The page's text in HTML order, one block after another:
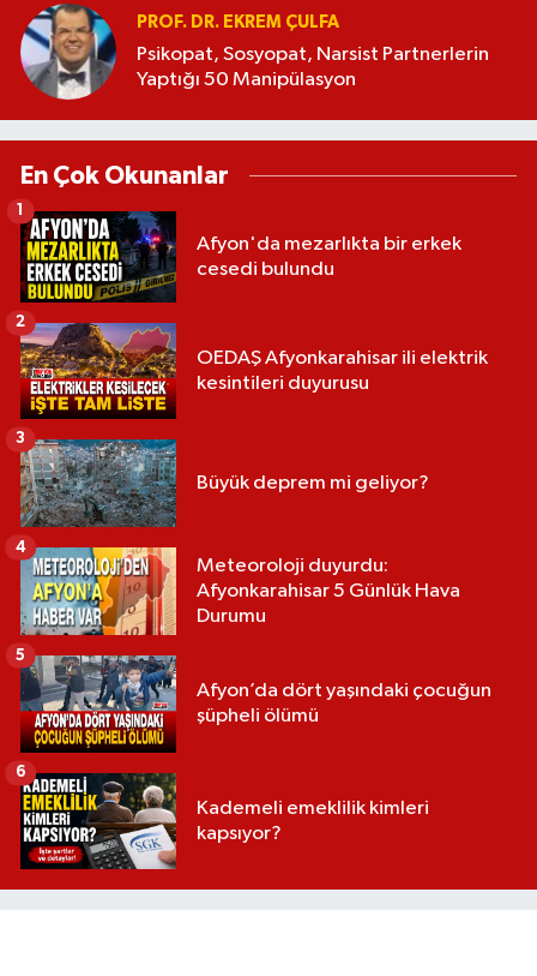
PROF. DR. EKREM ÇULFA
Psikopat, Sosyopat, Narsist Partnerlerin
Yaptığı 50 Manipülasyon
En Çok Okunanlar
Afyon'da mezarlıkta bir erkek
cesedi bulundu
1
OEDAŞ Afyonkarahisar ili elektrik
kesintileri duyurusu
2
Büyük deprem mi geliyor?
3
Meteoroloji duyurdu:
Afyonkarahisar 5 Günlük Hava
Durumu
4
Afyon’da dört yaşındaki çocuğun
şüpheli ölümü
5
Kademeli emeklilik kimleri
kapsıyor?
6